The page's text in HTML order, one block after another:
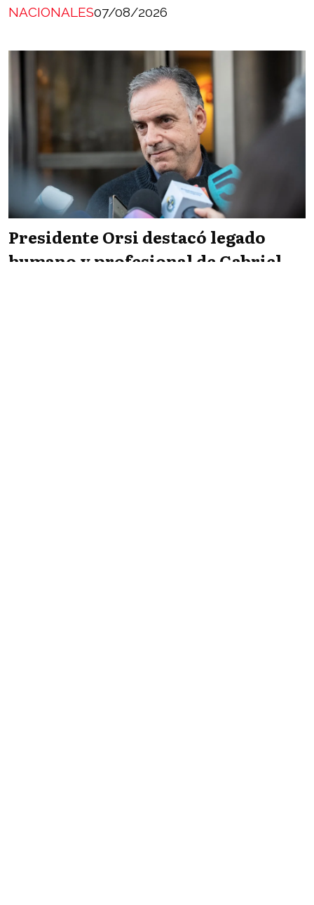
NACIONALES07/08/2026
Presidente Orsi destacó legado
humano y profesional de Gabriel